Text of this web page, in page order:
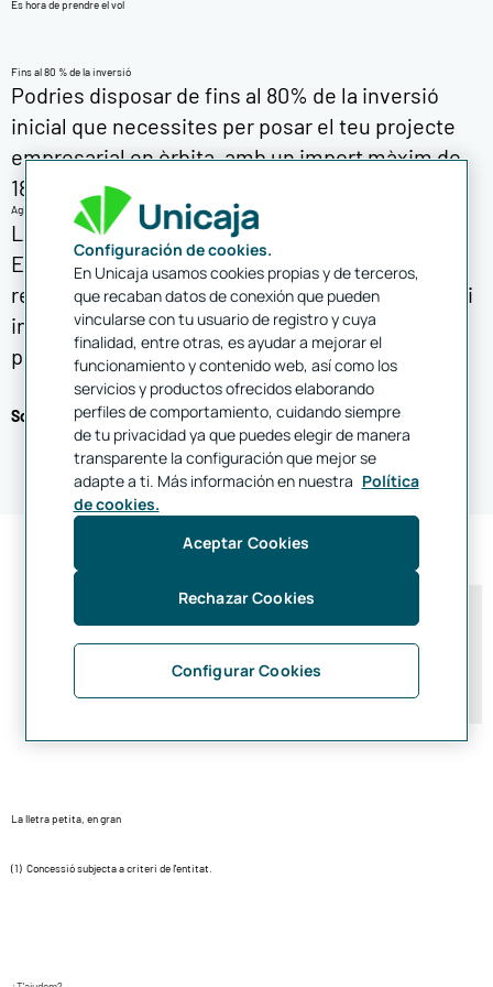
És hora de prendre el vol
Fins al 80 % de la inversió
Podries disposar de fins al 80% de la inversió
inicial que necessites per posar el teu projecte
empresarial en òrbita, amb un import màxim de
18.000€.
Agilitat
La tramitació i concessió del Préstec Primera
Empresa és molt àgil, sense tardances ni
requeriments burocràtics excessius. Sol·licita'l si
inicies una activitat empresarial o si ja funciona
però té menys d'un any.
Sol·licitar Préstec Primera Empresa
Procés de contractació Préstec Primera
La lletra petita, en gran
(1) Concessió subjecta a criteri de l'entitat.
Configuración de cookies.
En Unicaja usamos cookies propias y de terceros,
que recaban datos de conexión que pueden
vincularse con tu usuario de registro y cuya
finalidad, entre otras, es ayudar a mejorar el
funcionamiento y contenido web, así como los
servicios y productos ofrecidos elaborando
perfiles de comportamiento, cuidando siempre
de tu privacidad ya que puedes elegir de manera
transparente la configuración que mejor se
adapte a ti. Más información en nuestra Política
de cookies.
Configurar Cookies
Rechazar Cookies
Aceptar Cookies